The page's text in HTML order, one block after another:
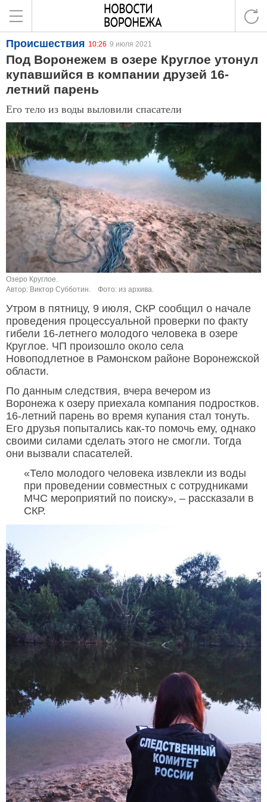
Происшествия 10:26 9 июля 2021
Под Воронежем в озере Круглое утонул
купавшийся в компании друзей 16-
летний парень
Его тело из воды выловили спасатели
Озеро Круглое.
Автор: Виктор Субботин.
Фото: из архива.
Утром в пятницу, 9 июля, СКР сообщил о начале
проведения процессуальной проверки по факту
гибели 16-летнего молодого человека в озере
Круглое. ЧП произошло около села
Новоподлетное в Рамонском районе Воронежской
области.
По данным следствия, вчера вечером из
Воронежа к озеру приехала компания подростков.
16-летний парень во время купания стал тонуть.
Его друзья попытались как-то помочь ему, однако
своими силами сделать этого не смогли. Тогда
они вызвали спасателей.
«Тело молодого человека извлекли из воды
при проведении совместных с сотрудниками
МЧС мероприятий по поиску», – рассказали в
СКР.